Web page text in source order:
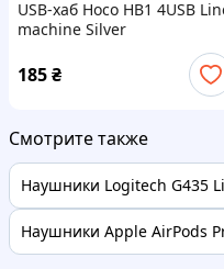
USB-хаб Hoco HB1 4USB
machine Silver
185₴
Смотрите также
Наушники Logitech G435
Наушники Apple AirPods